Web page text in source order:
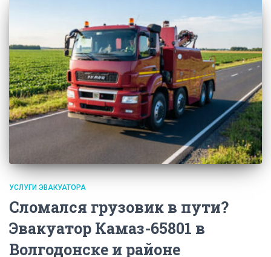
УСЛУГИ ЭВАКУАТОРА
Сломался грузовик в пути?
Эвакуатор Камаз-65801 в
Волгодонске и районе